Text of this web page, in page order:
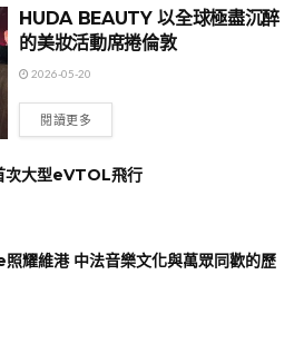
HUDA BEAUTY 以全球極盡沉醉
的美妝活動席捲倫敦
2026-05-20
閱讀更多
次大型eVTOL飛行
耀維港 中法音樂文化與萬眾同歡的歷